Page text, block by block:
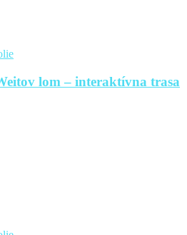
lom – interaktívna trasa